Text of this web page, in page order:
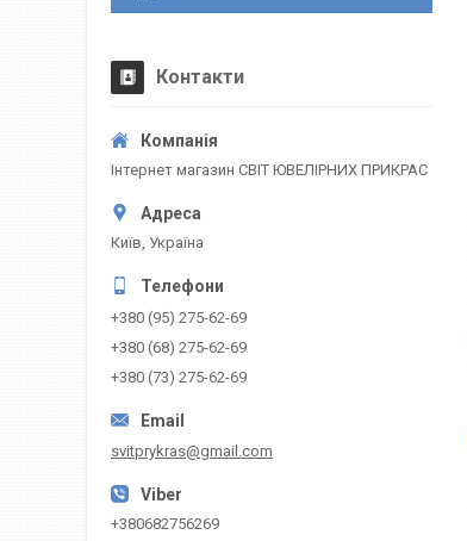
Контакти
Інтернет магазин СВІТ ЮВЕЛІРНИХ ПРИКРАС
Київ, Україна
+380 (95) 275-62-69
+380 (68) 275-62-69
+380 (73) 275-62-69
svitprykras@gmail.com
+380682756269